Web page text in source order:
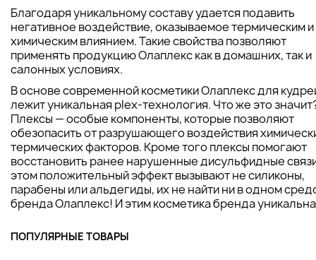
Благодаря уникальному составу удается подавить
негативное воздействие, оказываемое термическим и
химическим влиянием. Такие свойства позволяют
применять продукцию Олаплекс как в домашних, так и
салонных условиях.
В основе современной косметики Олаплекс для
лежит уникальная plex-технология. Что же это
Плексы — особые компоненты, которые позволяют
обезопасить от разрушающего воздействия
термических факторов. Кроме того плексы помогают
восстановить ранее нарушенные дисульфидные
этом положительный эффект вызывают не силиконы,
парабены или альдегиды, их не найти ни в одном
бренда Олаплекс! И этим косметика бренда
ПОПУЛЯРНЫЕ ТОВАРЫ